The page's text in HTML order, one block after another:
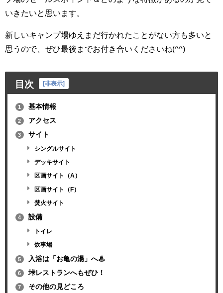
いきたいと思います。
新しいキャンプ場ゆえまだ行かれたことがない方も多いと
思うので、ぜひ最後までお付き合いくださいね(^^)
目次 [非表示]
1 基本情報
2 アクセス
3 サイト
シングルサイト
デッキサイト
区画サイト（A）
区画サイト（F）
焚火サイト
4 設備
トイレ
炊事場
5 入浴は「お亀の湯」へ♨
6 垰レストランへもぜひ！
7 その他の見どころ